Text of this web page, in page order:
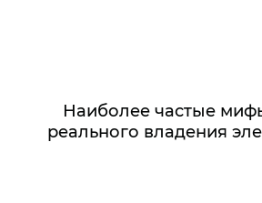
Наиболее частые
реального владения